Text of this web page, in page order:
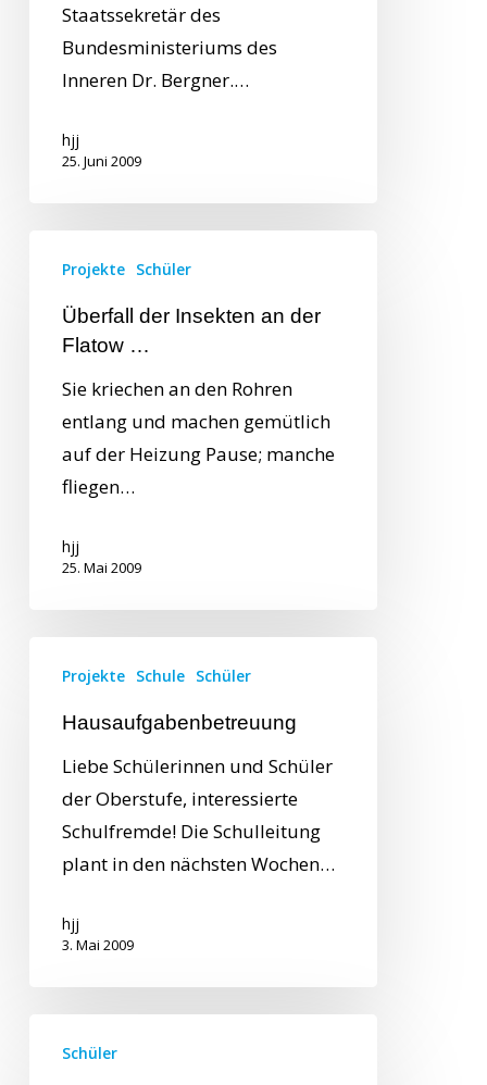
Staatssekretär des
Bundesministeriums des
Inneren Dr. Bergner.…
hjj
25. Juni 2009
Projekte Schüler
Überfall der Insekten an der
Flatow …
Sie kriechen an den Rohren
entlang und machen gemütlich
auf der Heizung Pause; manche
fliegen…
hjj
25. Mai 2009
Projekte Schule Schüler
Hausaufgabenbetreuung
Liebe Schülerinnen und Schüler
der Oberstufe, interessierte
Schulfremde! Die Schulleitung
plant in den nächsten Wochen…
hjj
3. Mai 2009
Schüler